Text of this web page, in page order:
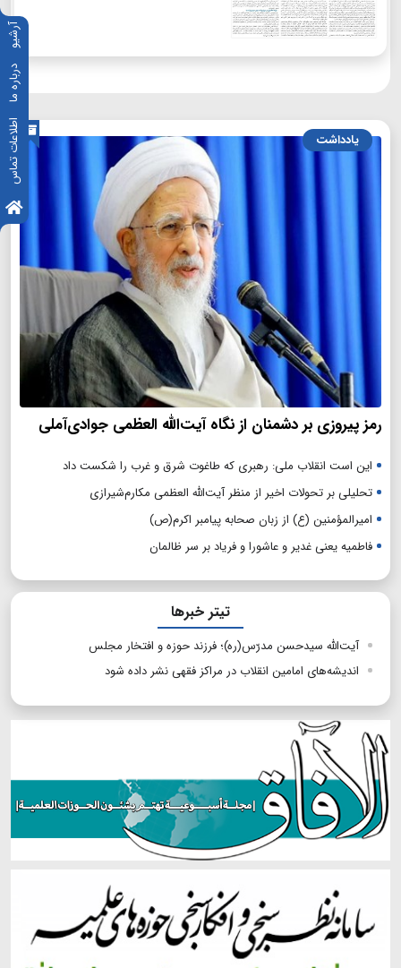
آرشیو
درباره ما
اطلاعات تماس یادداشت
رمز پیروزی بر دشمنان از نگاه آیت‌الله العظمی جوادی‌آملی
این است انقلاب ملی: رهبری که طاغوت شرق و غرب را شکست داد
تحلیلی بر تحولات اخیر از منظر آیت‌الله العظمی مکارم‌شیرازی
امیرالمؤمنین (ع) از زبان صحابه پیامبر اکرم(ص)
فاطمیه یعنی غدیر و عاشورا و فریاد بر سر ظالمان
تیتر خبرها
آیت‌الله سیدحسن مدرّس(ره)؛ فرزند حوزه و افتخار مجلس
اندیشه‌های امامین انقلاب در مراکز فقهی نشر داده شود